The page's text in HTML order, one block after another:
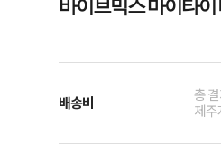
바이브믹스 마이타이
배송비
총
제주